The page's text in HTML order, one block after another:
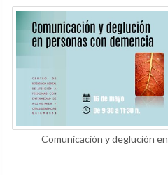
Comunicación y deglución